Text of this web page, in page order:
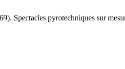
Spectacles pyrotechniques sur